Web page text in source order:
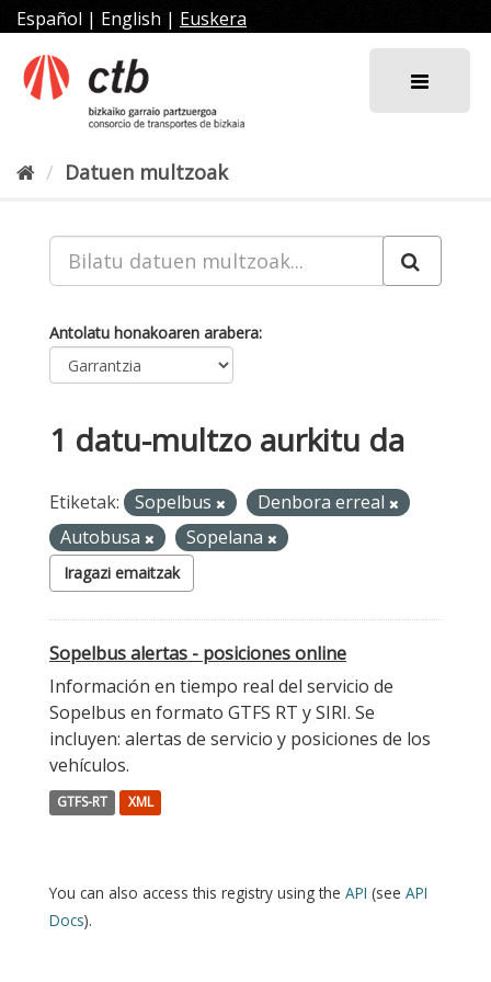
Joan
edukira
Español | English | Euskera
Datuen multzoak
Antolatu honakoaren arabera
1 datu-multzo aurkitu da
Etiketak: Sopelbus
Denbora erreal
Autobusa
Sopelana
Iragazi emaitzak
Sopelbus alertas - posiciones online
Información en tiempo real del servicio de
Sopelbus en formato GTFS RT y SIRI. Se
incluyen: alertas de servicio y posiciones de los
vehículos.
GTFS-RT XML
You can also access this registry using the API (see API
Docs).